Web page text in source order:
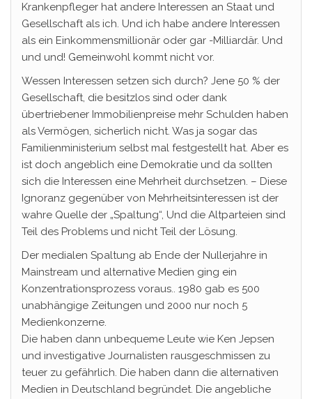
Krankenpfleger hat andere Interessen an Staat und
Gesellschaft als ich. Und ich habe andere Interessen
als ein Einkommensmillionär oder gar -Milliardär. Und
und und! Gemeinwohl kommt nicht vor.
Wessen Interessen setzen sich durch? Jene 50 % der
Gesellschaft, die besitzlos sind oder dank
übertriebener Immobilienpreise mehr Schulden haben
als Vermögen, sicherlich nicht. Was ja sogar das
Familienministerium selbst mal festgestellt hat. Aber es
ist doch angeblich eine Demokratie und da sollten
sich die Interessen eine Mehrheit durchsetzen. – Diese
Ignoranz gegenüber von Mehrheitsinteressen ist der
wahre Quelle der „Spaltung“, Und die Altparteien sind
Teil des Problems und nicht Teil der Lösung.
Der medialen Spaltung ab Ende der Nullerjahre in
Mainstream und alternative Medien ging ein
Konzentrationsprozess voraus.. 1980 gab es 500
unabhängige Zeitungen und 2000 nur noch 5
Medienkonzerne.
Die haben dann unbequeme Leute wie Ken Jepsen
und investigative Journalisten rausgeschmissen zu
teuer zu gefährlich. Die haben dann die alternativen
Medien in Deutschland begründet. Die angebliche